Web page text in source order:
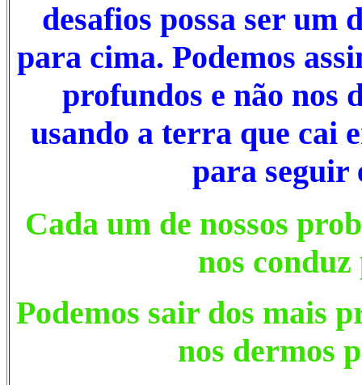
desafios possa ser um
para cima. Podemos
profundos e não nos
usando a terra que cai
para seguir
Cada um de nossos
nos
Podemos sair dos mais
nos dermos